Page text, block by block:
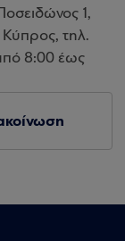
1,
τηλ.
8:00 έως